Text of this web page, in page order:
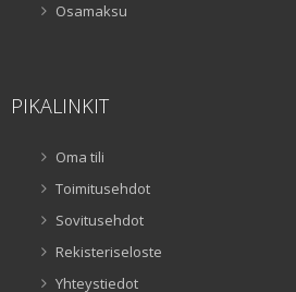
Osamaksu
PIKALINKIT
Oma tili
Toimitusehdot
Sovitusehdot
Rekisteriseloste
Yhteystiedot